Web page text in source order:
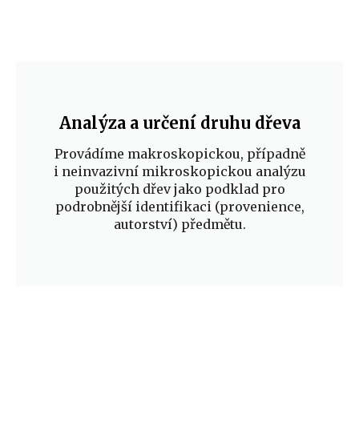
Analýza a určení druhu dřeva
Provádíme makroskopickou, případně
i neinvazivní mikroskopickou analýzu
použitých dřev jako podklad pro
podrobnější identifikaci (provenience,
autorství) předmětu.​